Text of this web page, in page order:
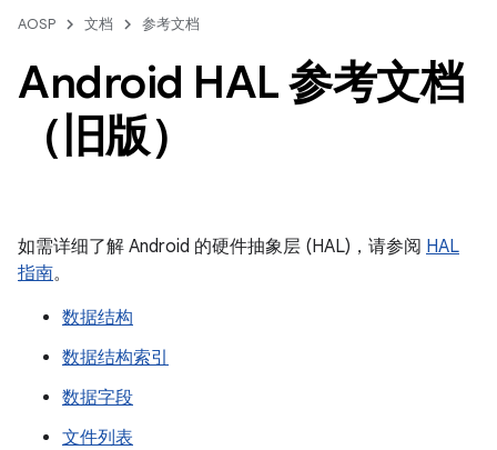
AOSP 文档 参考文档
Android HAL 参考文档
（旧版）
如需详细了解 Android 的硬件抽象层 (HAL)，请参阅 HAL
指南。
数据结构
数据结构索引
数据字段
文件列表